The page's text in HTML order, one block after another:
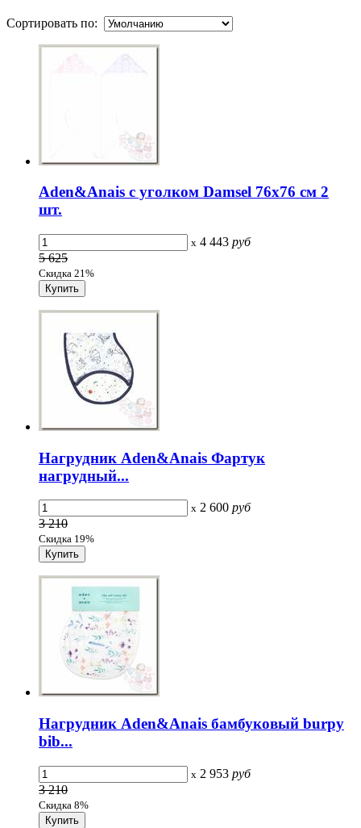
Сортировать по:
Aden&Anais с уголком Damsel 76х76 см 2
шт.
x 4 443 руб
5 625
Скидка 21%
Нагрудник Aden&Anais Фартук
нагрудный...
x 2 600 руб
3 210
Скидка 19%
Нагрудник Aden&Anais бамбуковый burpy
bib...
x 2 953 руб
3 210
Скидка 8%